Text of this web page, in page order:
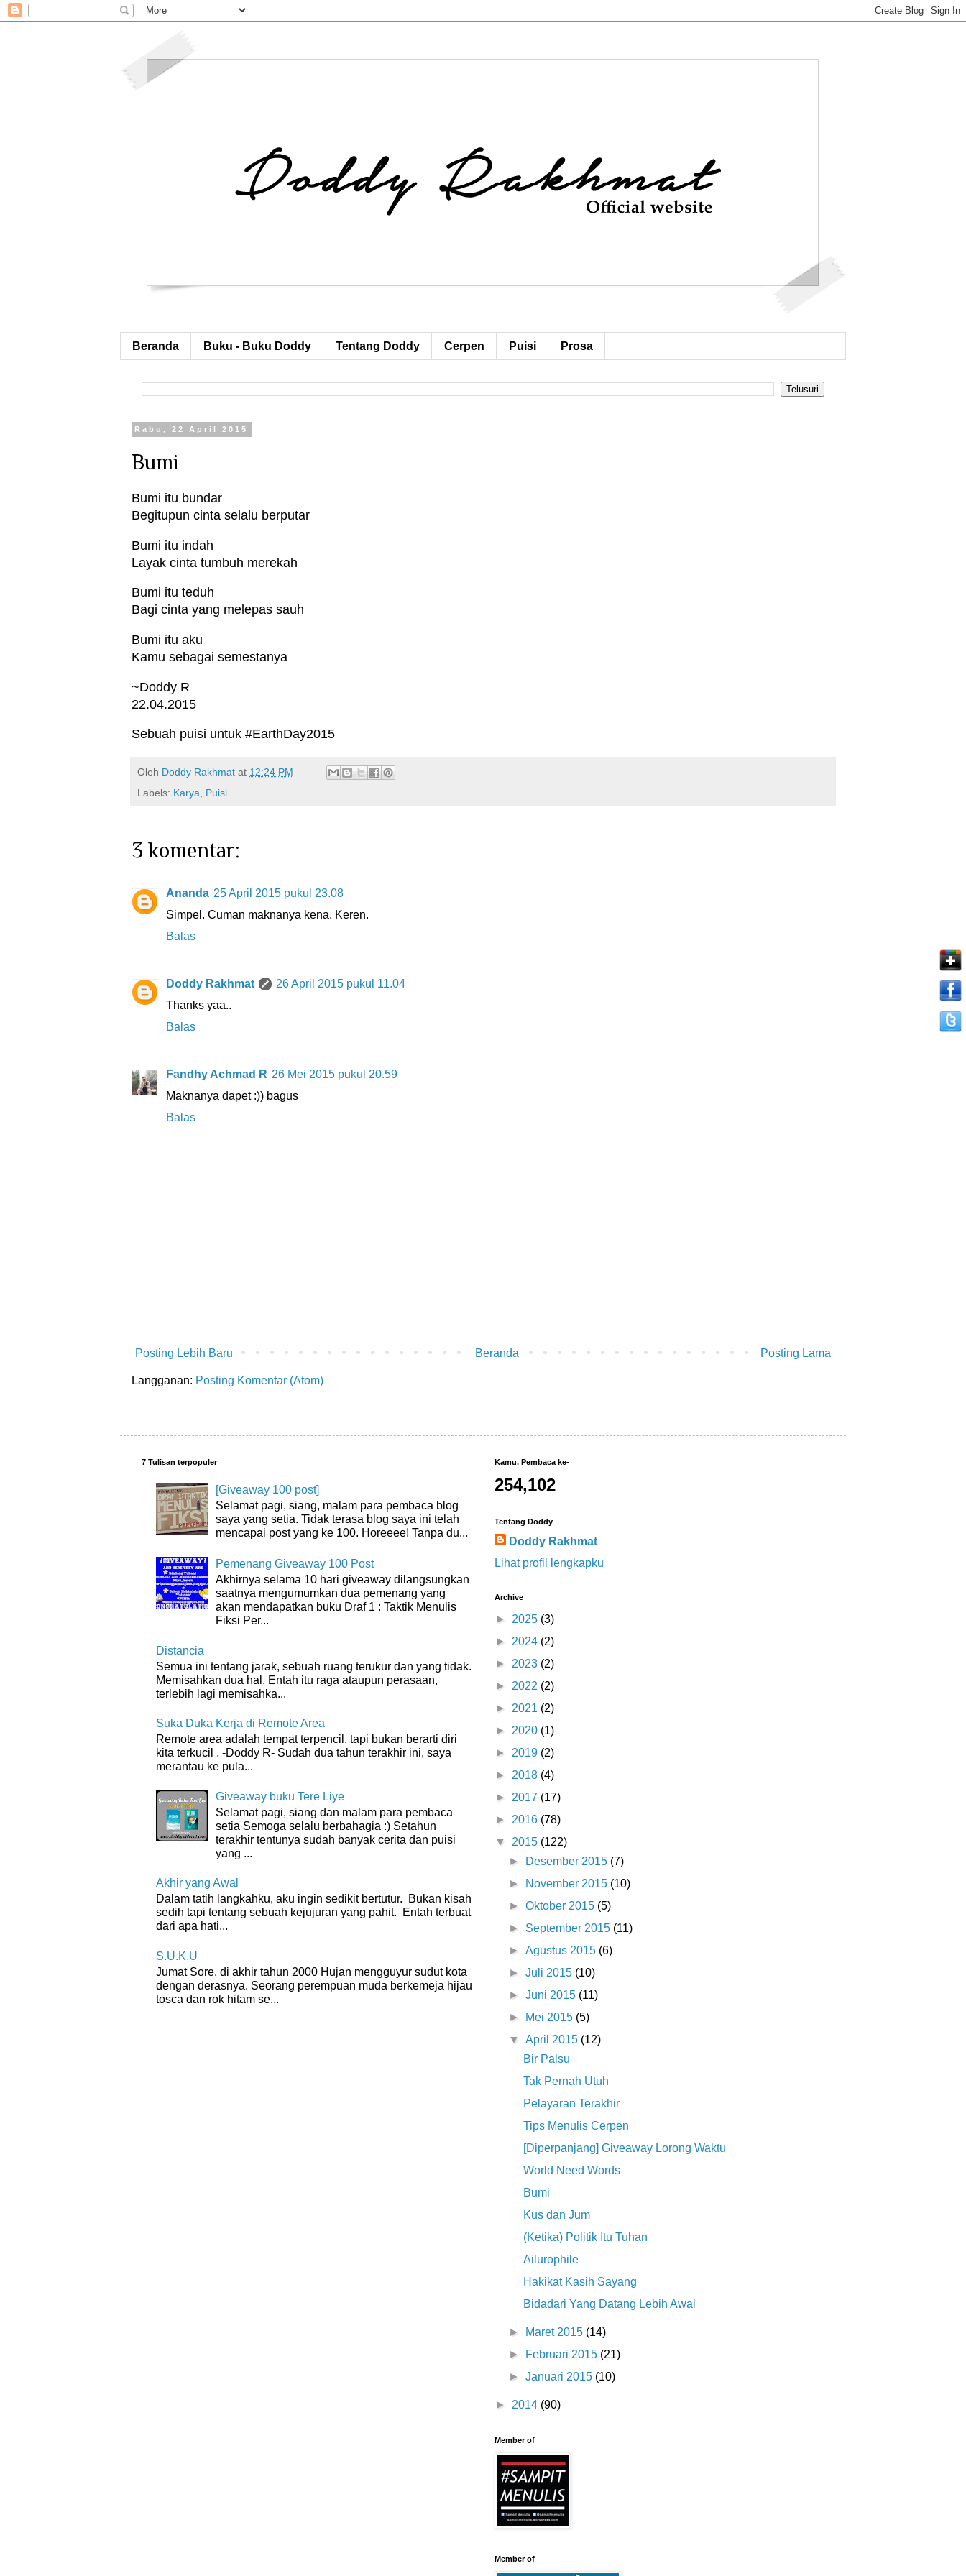
Beranda Buku - Buku Doddy Tentang Doddy Cerpen Puisi Prosa
Rabu, 22 April 2015
Bumi
Bumi itu bundar
Begitupun cinta selalu berputar
Bumi itu indah
Layak cinta tumbuh merekah
Bumi itu teduh
Bagi cinta yang melepas sauh
Bumi itu aku
Kamu sebagai semestanya
~Doddy R
22.04.2015
Sebuah puisi untuk #EarthDay2015
Oleh Doddy Rakhmat at 12:24 PM
Labels: Karya, Puisi
3 komentar:
Ananda 25 April 2015 pukul 23.08
Simpel. Cuman maknanya kena. Keren.
Balas
Doddy Rakhmat
26 April 2015 pukul 11.04
Thanks yaa..
Balas
Fandhy Achmad R 26 Mei 2015 pukul 20.59
Maknanya dapet :)) bagus
Balas
Posting Lebih Baru Posting Lama
Beranda
Langganan: Posting Komentar (Atom)
7 Tulisan terpopuler
[Giveaway 100 post]
Selamat pagi, siang, malam para pembaca blog
saya yang setia. Tidak terasa blog saya ini telah
mencapai post yang ke 100. Horeeee! Tanpa du...
Pemenang Giveaway 100 Post
Akhirnya selama 10 hari giveaway dilangsungkan
saatnya mengumumkan dua pemenang yang
akan mendapatkan buku Draf 1 : Taktik Menulis
Fiksi Per...
Distancia
Semua ini tentang jarak, sebuah ruang terukur dan yang tidak.
Memisahkan dua hal. Entah itu raga ataupun perasaan,
terlebih lagi memisahka...
Suka Duka Kerja di Remote Area
Remote area adalah tempat terpencil, tapi bukan berarti diri
kita terkucil . -Doddy R- Sudah dua tahun terakhir ini, saya
merantau ke pula...
Giveaway buku Tere Liye
Selamat pagi, siang dan malam para pembaca
setia Semoga selalu berbahagia :) Setahun
terakhir tentunya sudah banyak cerita dan puisi
yang ...
Akhir yang Awal
Dalam tatih langkahku, aku ingin sedikit bertutur. Bukan kisah
sedih tapi tentang sebuah kejujuran yang pahit. Entah terbuat
dari apa hati...
S.U.K.U
Jumat Sore, di akhir tahun 2000 Hujan mengguyur sudut kota
dengan derasnya. Seorang perempuan muda berkemeja hijau
tosca dan rok hitam se...
Kamu. Pembaca ke-
254,102
Tentang Doddy
Doddy Rakhmat
Lihat profil lengkapku
Archive
► 2025 (3)
► 2024 (2)
► 2023 (2)
► 2022 (2)
► 2021 (2)
► 2020 (1)
► 2019 (2)
► 2018 (4)
► 2017 (17)
► 2016 (78)
▼ 2015 (122)
►
Desember 2015 (7)
►
November 2015 (10)
►Oktober 2015 (5)
► September 2015 (11)
►Agustus 2015 (6)
►Juli 2015 (10)
►Juni 2015 (11)
►
Mei 2015 (5)
▼April 2015 (12)
Bir Palsu
Tak Pernah Utuh
Pelayaran Terakhir
Tips Menulis Cerpen
[Diperpanjang] Giveaway Lorong Waktu
World Need Words
Bumi
Kus dan Jum
(Ketika) Politik Itu Tuhan
Ailurophile
Hakikat Kasih Sayang
Bidadari Yang Datang Lebih Awal
► Maret 2015 (14)
►
Februari 2015 (21)
►Januari 2015 (10)
► 2014 (90)
Member of
Member of